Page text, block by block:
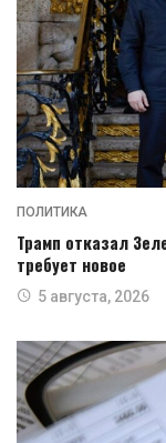
ПОЛИТИКА
Трамп отказал
требует новое
5 августа, 2026